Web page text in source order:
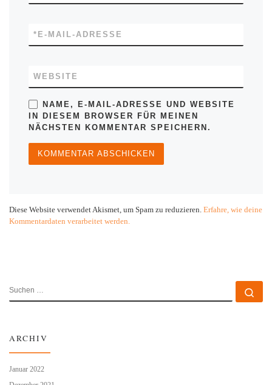
E-MAIL-ADRESSE
*
WEBSITE
NAME, E-MAIL-ADRESSE UND WEBSITE
IN DIESEM BROWSER FÜR MEINEN
NÄCHSTEN KOMMENTAR SPEICHERN.
Diese Website verwendet Akismet, um Spam zu reduzieren. Erfahre, wie deine
Kommentardaten verarbeitet werden.
SUCHE
ARCHIV
Januar 2022